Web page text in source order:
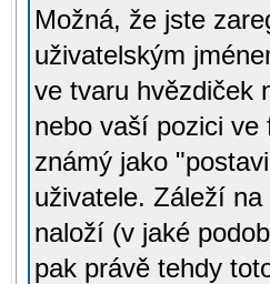
Možná, že jste
uživatelským
ve tvaru hvězdiček
nebo vaší pozici
známý jako
uživatele. Záleží
naloží (v jaké
pak právě tehdy